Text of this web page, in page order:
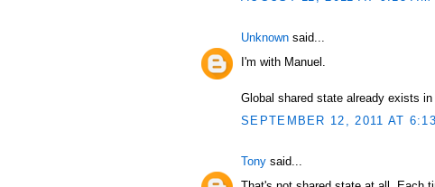
Unknown said...
I'm with Manuel.
Global shared state already exists in
SEPTEMBER 12, 2011 AT
Tony said...